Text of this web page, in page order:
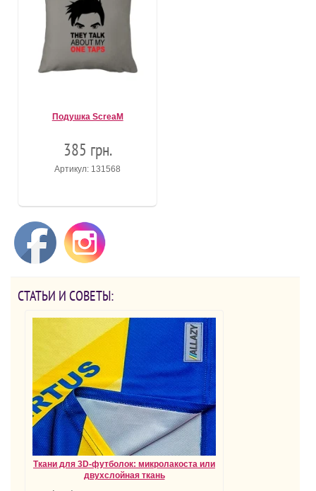
Подушка ScreaM
385 грн.
Артикул: 131568
СТАТЬИ И СОВЕТЫ:
Ткани для 3D-футболок: микролакоста или
двухслойная ткань